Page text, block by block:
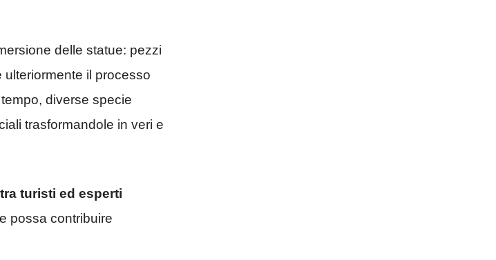
delle statue: pezzi
il processo
diverse specie
trasformandole in veri e
turisti ed esperti
possa contribuire